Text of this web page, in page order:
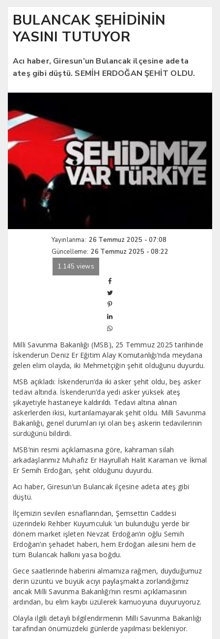
BULANCAK ŞEHİDİNİN
YASINI TUTUYOR
Acı haber, Giresun’un Bulancak ilçesine adeta
ateş gibi düştü. SEMİH ERDOĞAN ŞEHİT OLDU.
Yayınlanma: 26 Temmuz 2025 - 07:08
Güncelleme: 26 Temmuz 2025 - 08:22
1.145 views
Milli Savunma Bakanlığı (MSB), 25 Temmuz 2025 tarihinde
İskenderun Deniz Er Eğitim Alay Komutanlığı’nda meydana
gelen elim olayda, iki Mehmetçiğin şehit olduğunu duyurdu.
MSB açıkladı: İskenderun’da iki asker şehit oldu, beş asker
tedavi altında. İskenderun’da yedi asker yüksek ateş
şikayetiyle hastaneye kaldırıldı. Tedavi altına alınan
askerlerden ikisi, kurtarılamayarak şehit oldu. Milli Savunma
Bakanlığı, genel durumları iyi olan beş askerin tedavilerinin
sürdüğünü bildirdi.
MSB’nin resmi açıklamasına göre, kahraman silah
arkadaşlarımız Muhafız Er Hayrullah Halit Karaman ve İkmal
Er Semih Erdoğan, şehit olduğunu duyurdu.
Acı haber, Giresun’un Bulancak ilçesine adeta ateş gibi
düştü.
İlçemizin sevilen esnaflarından, Şemsettin Caddesi
üzerindeki Rehber Kuyumculuk ’un bulunduğu yerde bir
dönem market işleten Nevzat Erdoğan’ın oğlu Semih
Erdoğan’ın şehadet haberi, hem Erdoğan ailesini hem de
tüm Bulancak halkını yasa boğdu.
Gece saatlerinde haberini almamıza rağmen, duyduğumuz
derin üzüntü ve büyük acıyı paylaşmakta zorlandığımız
ancak Milli Savunma Bakanlığı’nın resmi açıklamasının
ardından, bu elim kaybı üzülerek kamuoyuna duyuruyoruz.
Olayla ilgili detaylı bilgilendirmenin Milli Savunma Bakanlığı
tarafından önümüzdeki günlerde yapılması bekleniyor.